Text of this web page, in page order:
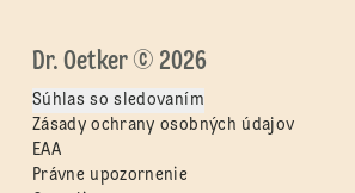
Dr. Oetker © 2026
Súhlas so sledovaním
Zásady ochrany osobných údajov
EAA
Právne upozornenie